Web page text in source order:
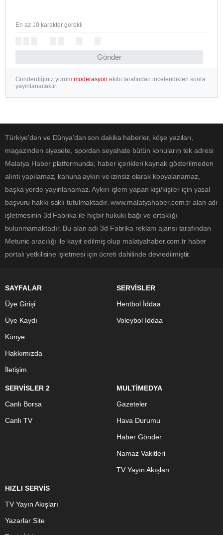
Gönder
En az 10 karakter gerekli
Gönderdiğiniz yorum moderasyon ekibi tarafından incelendikten sonra
yayınlanacaktır.
Türkiye'den ve Dünya’dan son dakika haberler, köşe yazıları,
magazinden siyasete, spordan seyahate bütün konuların tek adresi
Malatya Haber platformunda; haber içerikleri kaynak gösterilmeden
alıntı yapılamaz, kanuna aykırı ve izinsiz olarak kopyalanamaz,
başka yerde yayınlanamaz. Aykırı işlem yapan kişi/kişiler için yasal
başvuru hakkı saklı tutulmaktadır. www.malatyahaber.com.tr alan adı
işletmesinin 3d Fabrika ile hiçbir hukuki bağı ve ortaklığı
bulunmamaktadır. Bu alan adı 3d Fabrika reklam ajansı tarafından
Metunic aracılığı ile kayıt edilmiş olup malatyahaber.com.tr haber
portalı yetkilisine işletmesi için ücreti dahilinde devredilmiştir.
SAYFALAR
Üye Girişi
Üye Kaydı
Künye
Hakkımızda
İletişim
SERVİSLER
Hentbol İddaa
Voleybol İddaa
SERVİSLER 2
Canlı Borsa
Canlı TV
MULTİMEDYA
Gazeteler
Hava Durumu
Haber Gönder
Namaz Vakitleri
TV Yayın Akışları
HIZLI SERVİS
TV Yayın Akışları
Yazarlar Site